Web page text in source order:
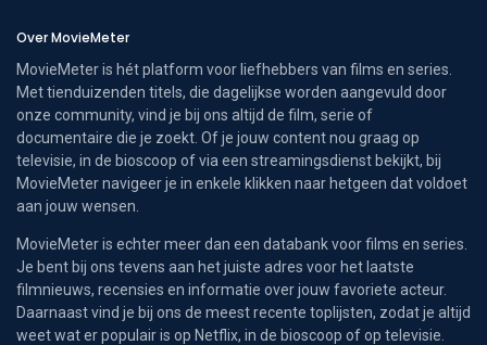
Over MovieMeter
MovieMeter is hét platform voor liefhebbers van films en series.
Met tienduizenden titels, die dagelijkse worden aangevuld door
onze community, vind je bij ons altijd de film, serie of
documentaire die je zoekt. Of je jouw content nou graag op
televisie, in de bioscoop of via een streamingsdienst bekijkt, bij
MovieMeter navigeer je in enkele klikken naar hetgeen dat voldoet
aan jouw wensen.
MovieMeter is echter meer dan een databank voor films en series.
Je bent bij ons tevens aan het juiste adres voor het laatste
filmnieuws, recensies en informatie over jouw favoriete acteur.
Daarnaast vind je bij ons de meest recente toplijsten, zodat je altijd
weet wat er populair is op Netflix, in de bioscoop of op televisie.